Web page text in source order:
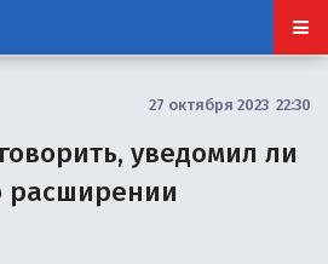
27 октября 2023 22:30
уведомил ли
расширении